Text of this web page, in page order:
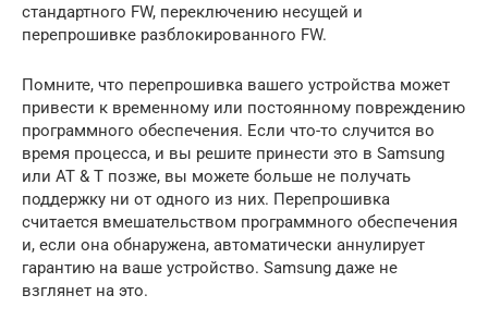
стандартного FW, переключению несущей и
перепрошивке разблокированного FW.
Помните, что перепрошивка вашего устройства может
привести к временному или постоянному повреждению
программного обеспечения. Если что-то случится во
время процесса, и вы решите принести это в Samsung
или AT & T позже, вы можете больше не получать
поддержку ни от одного из них. Перепрошивка
считается вмешательством программного обеспечения
и, если она обнаружена, автоматически аннулирует
гарантию на ваше устройство. Samsung даже не
взглянет на это.